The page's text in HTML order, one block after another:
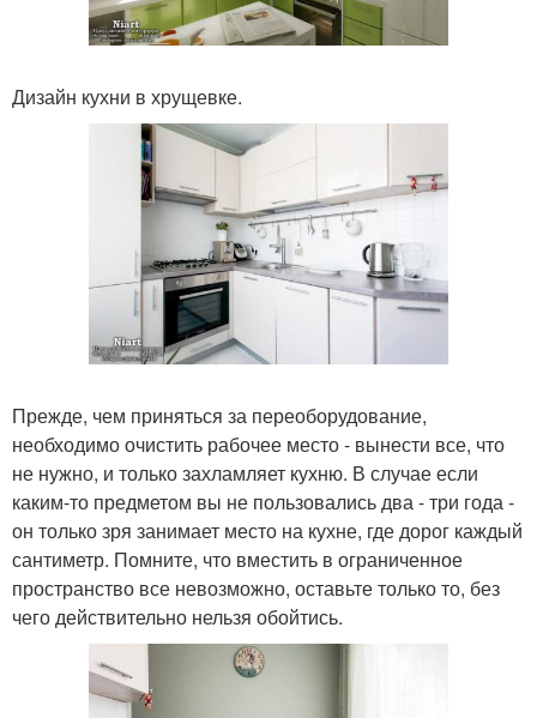
Дизайн кухни в хрущевке.
Прежде, чем приняться за переоборудование,
необходимо очистить рабочее место - вынести все, что
не нужно, и только захламляет кухню. В случае если
каким-то предметом вы не пользовались два - три года -
он только зря занимает место на кухне, где дорог каждый
сантиметр. Помните, что вместить в ограниченное
пространство все невозможно, оставьте только то, без
чего действительно нельзя обойтись.